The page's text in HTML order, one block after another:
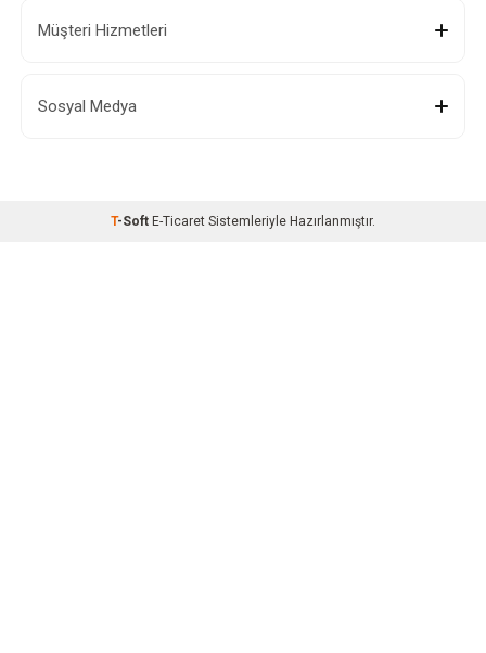
Müşteri Hizmetleri
Sosyal Medya
T-Soft E-Ticaret Sistemleriyle Hazırlanmıştır.